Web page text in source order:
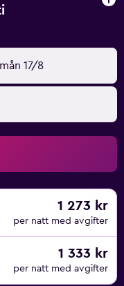
mån 17/8
1 273 kr
per natt med avgifter
1 333 kr
per natt med avgifter